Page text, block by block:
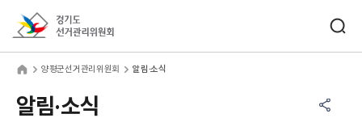
양평군선거관리위원회 알림·소식
알림·소식